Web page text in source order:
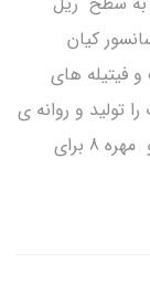
کیان
فیتیله های
تولید و روانه ی
بازار نماید. یک عدد پایه فلزی و یک عدد پیچ و مهره 8 برای